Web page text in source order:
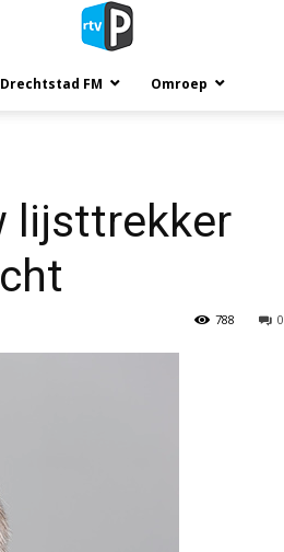
Drechtstad FM Omroep
lijsttrekker
0
788